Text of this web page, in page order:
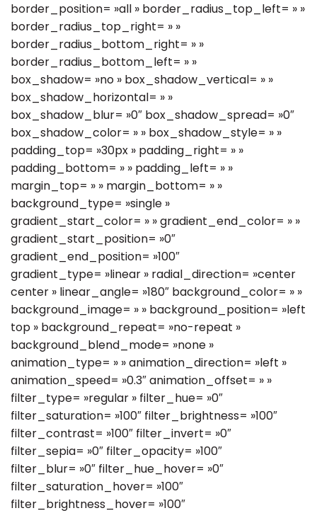
border_position= »all » border_radius_top_left= » »
border_radius_top_right= » »
border_radius_bottom_right= » »
border_radius_bottom_left= » »
box_shadow= »no » box_shadow_vertical= » »
box_shadow_horizontal= » »
box_shadow_blur= »0″ box_shadow_spread= »0″
box_shadow_color= » » box_shadow_style= » »
padding_top= »30px » padding_right= » »
padding_bottom= » » padding_left= » »
margin_top= » » margin_bottom= » »
background_type= »single »
gradient_start_color= » » gradient_end_color= » »
gradient_start_position= »0″
gradient_end_position= »100″
gradient_type= »linear » radial_direction= »center
center » linear_angle= »180″ background_color= » »
background_image= » » background_position= »left
top » background_repeat= »no-repeat »
background_blend_mode= »none »
animation_type= » » animation_direction= »left »
animation_speed= »0.3″ animation_offset= » »
filter_type= »regular » filter_hue= »0″
filter_saturation= »100″ filter_brightness= »100″
filter_contrast= »100″ filter_invert= »0″
filter_sepia= »0″ filter_opacity= »100″
filter_blur= »0″ filter_hue_hover= »0″
filter_saturation_hover= »100″
filter_brightness_hover= »100″